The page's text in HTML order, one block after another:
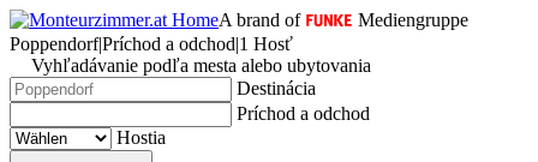
A brand of
Mediengruppe
Poppendorf|Príchod a odchod|1 Hosť
Vyhľadávanie podľa mesta alebo ubytovania
Destinácia
Príchod a odchod
Hostia